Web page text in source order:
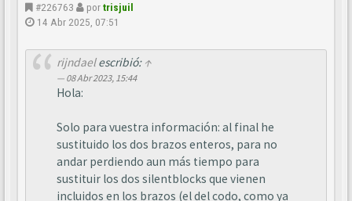
#226763 portrisjuil
14 Abr 2025, 07:51
rijndaelescribió: ↑
08 Abr 2023, 15:44
Hola:
Solo para vuestra información: al final he
sustituido los dos brazos enteros, para no
andar perdiendo aun más tiempo para
sustituir los dos silentblocks que vienen
incluidos en los brazos (el del codo, como ya